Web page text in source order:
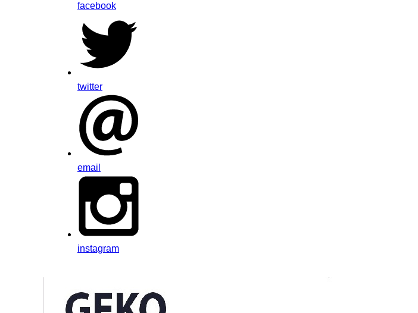
facebook
twitter
email
instagram